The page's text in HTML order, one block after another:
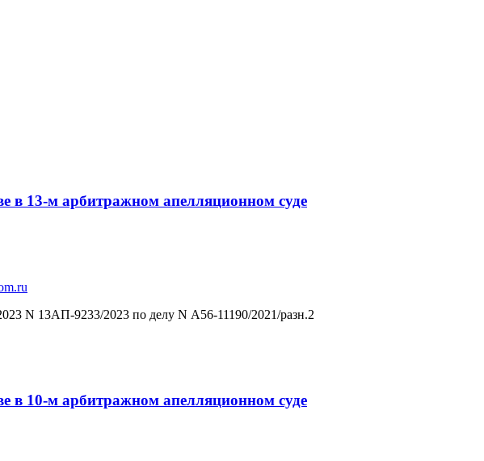
в 13-м арбитражном апелляционном суде
N 13АП-9233/2023 по делу N А56-11190/2021/разн.2
в 10-м арбитражном апелляционном суде